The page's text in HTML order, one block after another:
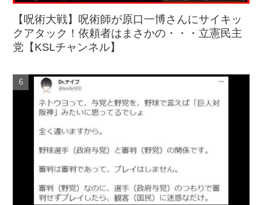
【呪術大戦】呪術師が原口一博さんにサイキッ
クアタック！依頼者はまさかの・・・立憲民主
党【KSLチャンネル】